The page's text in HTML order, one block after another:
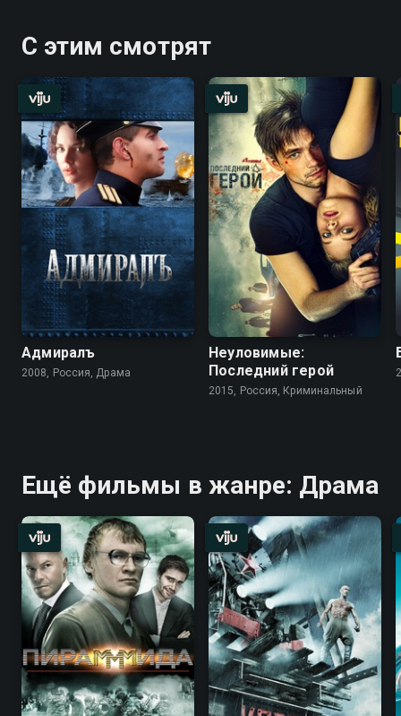
С этим смотрят
Адмиралъ
2008, Россия, Драма
Неуловимые:
Последний герой
2015, Россия, Криминальный
Ещё фильмы в жанре: Драма